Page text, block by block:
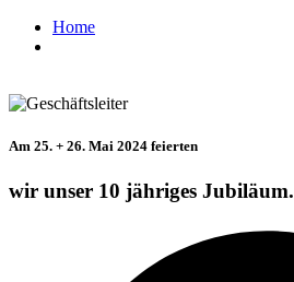
Home
Am 25. + 26. Mai 2024 feierten
wir unser 10 jähriges Jubiläum.